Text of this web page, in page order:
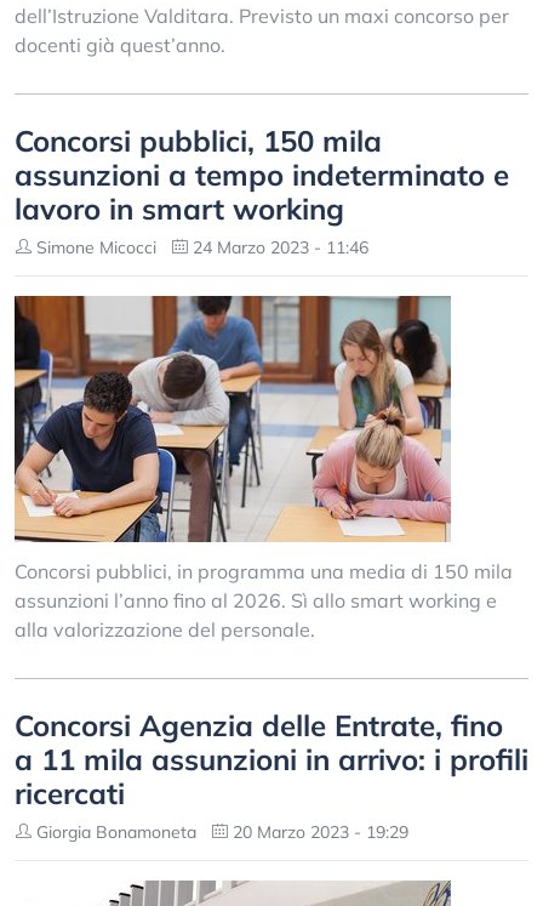
dell’Istruzione Valditara. Previsto un maxi concorso per
docenti già quest’anno.
Concorsi pubblici, 150 mila
assunzioni a tempo indeterminato e
lavoro in smart working
Simone Micocci 24 Marzo 2023 - 11:46
Concorsi pubblici, in programma una media di 150 mila
assunzioni l’anno fino al 2026. Sì allo smart working e
alla valorizzazione del personale.
Concorsi Agenzia delle Entrate, fino
a 11 mila assunzioni in arrivo: i profili
ricercati
Giorgia Bonamoneta 20 Marzo 2023 - 19:29